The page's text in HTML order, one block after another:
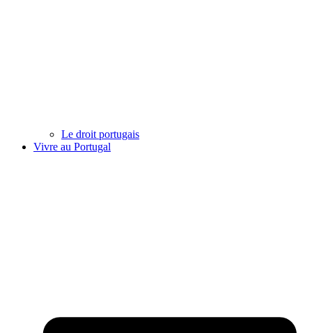
Le droit portugais
Vivre au Portugal